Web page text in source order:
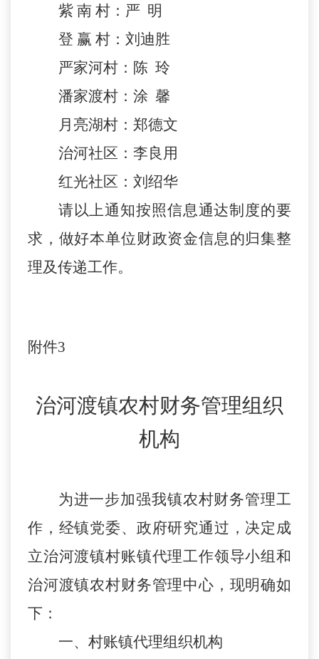
紫 南 村：严 明
登 赢 村：刘迪胜
严家河村： 陈 玲
潘家渡村：涂 馨
月亮湖村：郑德文
治河社区：李良用
红光社区：刘绍华
请以上通知按照信息通达制度的要
求，做好本单位财政资金信息的归集整
理及传递工作。
附件3
治河渡镇农村财务管理组织
机构
为进一步加强我镇农村财务管理工
作，经镇党委、政府研究通过，决定成
立治河渡镇村账镇代理工作领导小组和
治河渡镇农村财务管理中心，现明确如
下：
一、村账镇代理组织机构